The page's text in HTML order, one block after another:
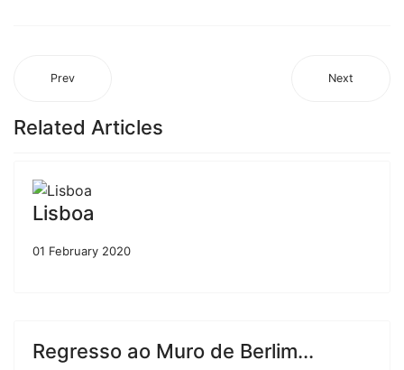
Prev Next
Related Articles
Lisboa
01 February 2020
Regresso ao Muro de Berlim...